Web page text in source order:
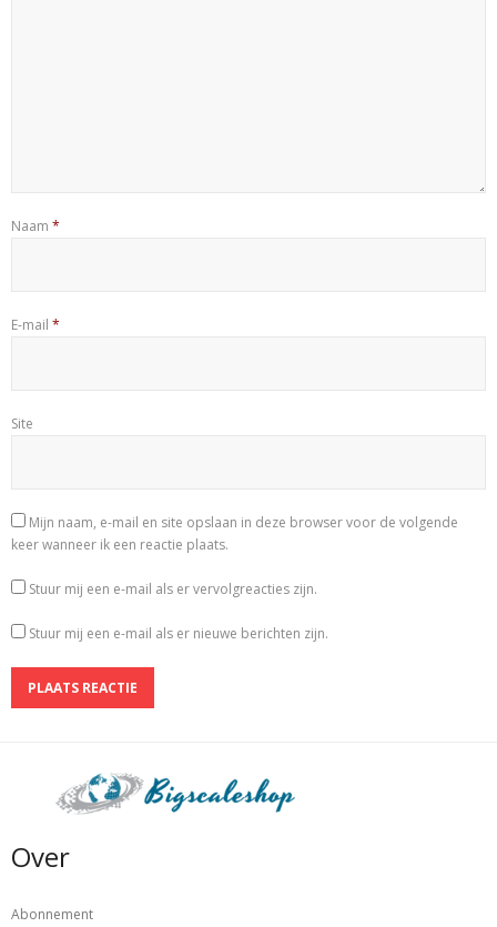
Naam *
E-mail *
Site
Mijn naam, e-mail en site opslaan in deze browser voor de volgende
keer wanneer ik een reactie plaats.
Stuur mij een e-mail als er vervolgreacties zijn.
Stuur mij een e-mail als er nieuwe berichten zijn.
Over
Abonnement